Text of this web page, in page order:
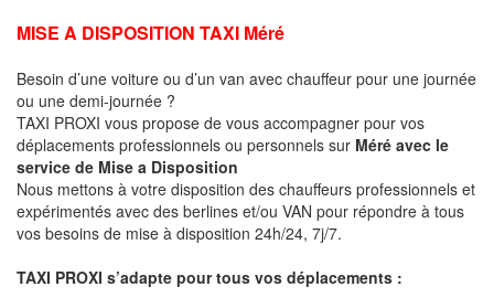
MISE A DISPOSITION TAXI Méré
Besoin d’une voiture ou d’un van avec chauffeur pour une journée
ou une demi-journée ?
TAXI PROXI vous propose de vous accompagner pour vos
déplacements professionnels ou personnels sur Méré avec le
service de Mise a Disposition
Nous mettons à votre disposition des chauffeurs professionnels et
expérimentés avec des berlines et/ou VAN pour répondre à tous
vos besoins de mise à disposition 24h/24, 7j/7.
TAXI PROXI s’adapte pour tous vos déplacements :